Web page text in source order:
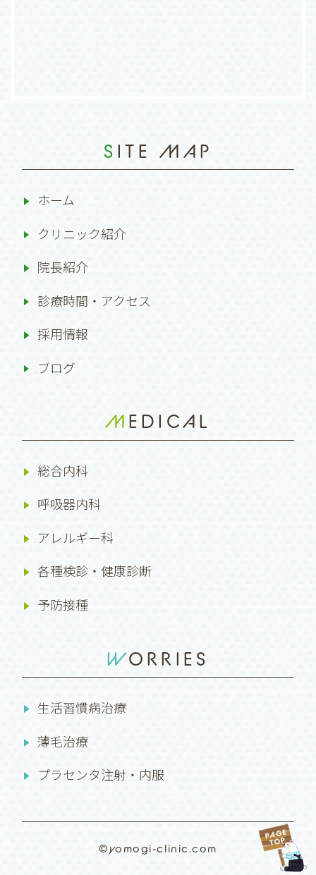
SITE MAP
ホーム
クリニック紹介
院長紹介
診療時間・アクセス
採用情報
ブログ
MEDICAL
総合内科
呼吸器内科
アレルギー科
各種検診・健康診断
予防接種
WORRIES
生活習慣病治療
薄毛治療
プラセンタ注射・内服
©yomogi-clinic.com